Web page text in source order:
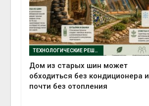
ТЕХНОЛОГИЧЕСКИЕ РЕШЕНИЯ
Дом из старых шин может
обходиться без кондиционера и
почти без отопления